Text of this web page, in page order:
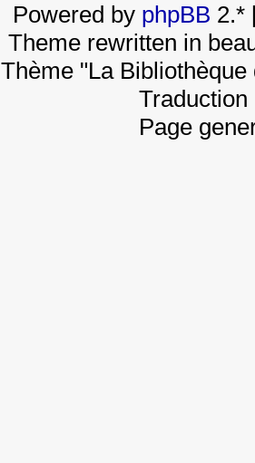
Powered by phpBB 2.*
Theme rewritten in
Thème "La
Page